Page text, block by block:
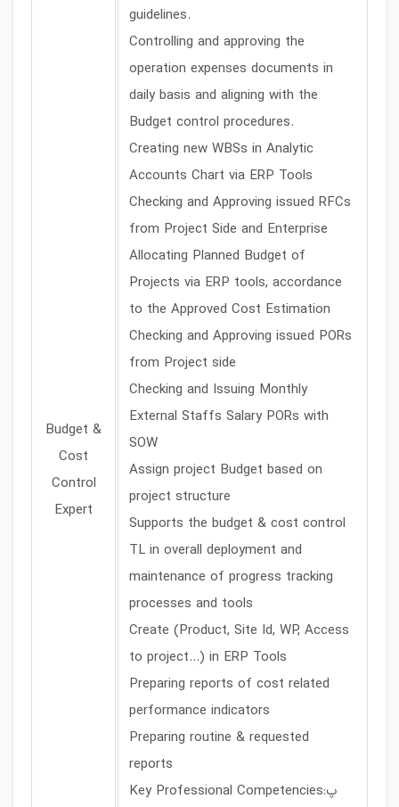
guidelines.
Controlling and approving the
operation expenses documents in
daily basis and aligning with the
Budget control procedures.
Creating new WBSs in Analytic
Accounts Chart via ERP Tools
Checking and Approving issued RFCs
from Project Side and Enterprise
Allocating Planned Budget of
Projects via ERP tools, accordance
to the Approved Cost Estimation
Checking and Approving issued PORs
from Project side
Checking and Issuing Monthly
External Staffs Salary PORs with
SOW
Assign project Budget based on
project structure
Supports the budget & cost control
TL in overall deployment and
maintenance of progress tracking
processes and tools
Create (Product, Site Id, WP, Access
to project…) in ERP Tools
Preparing reports of cost related
performance indicators
Preparing routine & requested
reports
Key Professional Competencies:پ
Budget &
Cost
Control
Expert